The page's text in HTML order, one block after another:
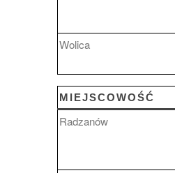
Wolica
MIEJSCOWOŚĆ
Radzanów